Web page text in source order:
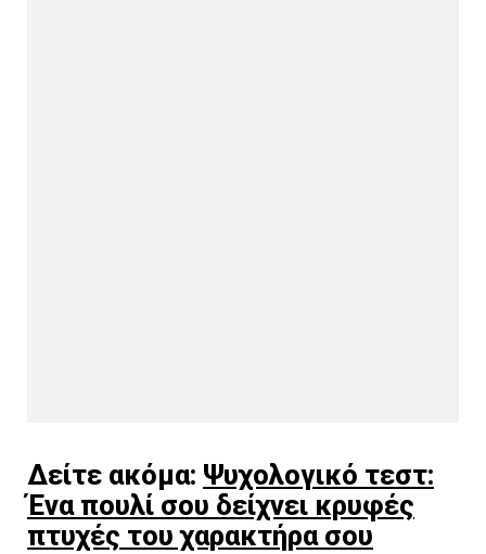
Δείτε ακόμα: Ψυχολογικό τεστ:
Ένα πουλί σου δείχνει κρυφές
πτυχές του χαρακτήρα σου